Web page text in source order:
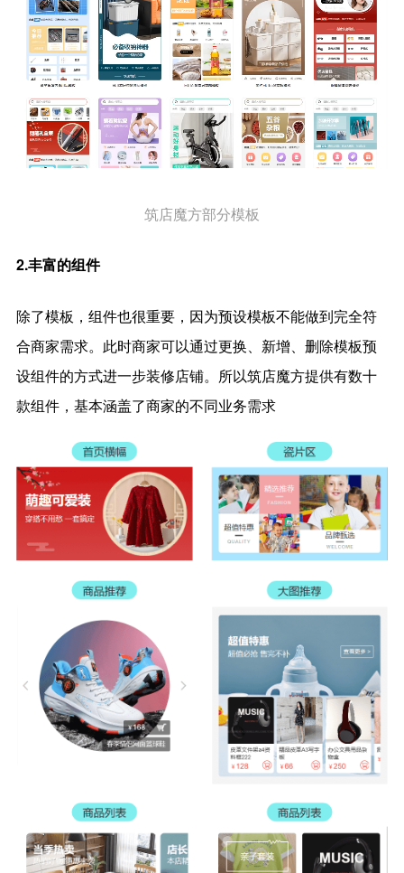
筑店魔方部分模板
2.丰富的组件
除了模板，组件也很重要，因为预设模板不能做到完全符
合商家需求。此时商家可以通过更换、新增、删除模板预
设组件的方式进一步装修店铺。所以筑店魔方提供有数十
款组件，基本涵盖了商家的不同业务需求